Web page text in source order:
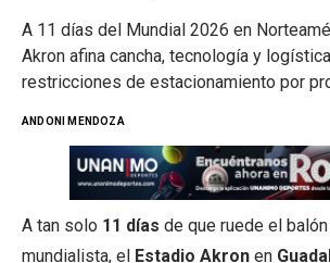
A 11 días del Mundial 2026 en
Akron afina cancha, tecnología y
restricciones de estacionamiento por
ANDONI MENDOZA
A tan solo 11 días de que ruede el
mundialista, el Estadio Akron en